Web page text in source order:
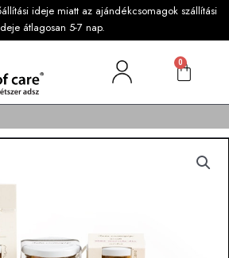
ideje miatt az ajándékcsomagok szállítási
átlagosan 5-7 nap.
0